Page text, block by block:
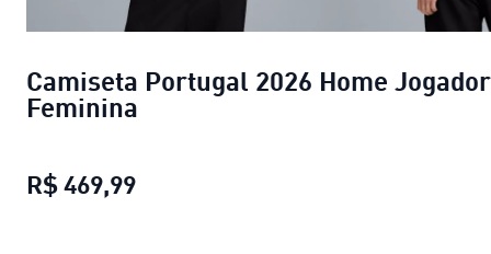
Camiseta Portugal 2026 Home
Feminina
R$ 469,99